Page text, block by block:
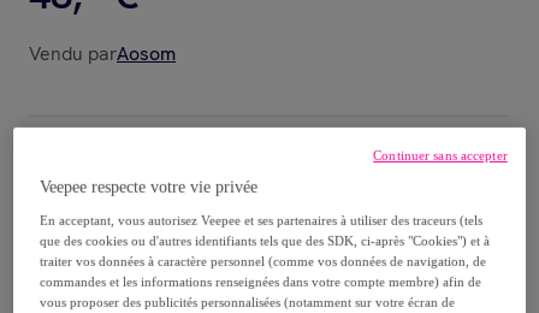
Vendu parAosom
Livraison
Livraison offerte par la marque
Livraison estimée: entre le12/08et le15/08
Veepee respecte votre vie privée
En acceptant, vous autorisez Veepee et ses partenaires à utiliser des traceurs (tels
que des cookies ou d'autres identifiants tels que des SDK, ci-après "Cookies") et à
traiter vos données à caractère personnel (comme vos données de navigation, de
commandes et les informations renseignées dans votre compte membre) afin de
vous proposer des publicités personnalisées (notamment sur votre écran de
Continuer sans accepter